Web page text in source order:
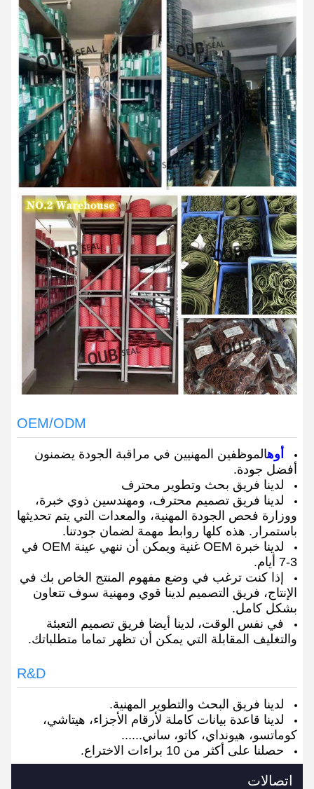
OEM/ODM
أوهالموظفين المهنيين في مراقبة الجودة يضمنون
أفضل جودة.
لدينا فريق بحث وتطوير محترف
لدينا فريق تصميم محترف، ومهندسين ذوي خبرة،
ووزارة فحص الجودة المهنية، والمعدات التي يتم تحديثها
باستمرار. هذه كلها روابط مهمة لضمان جودتنا.
لدينا خبرة OEM غنية ويمكن أن ننهي عينة OEM في
3-7 أيام.
إذا كنت ترغب في وضع مفهوم المنتج الخاص بك في
الإنتاج، فريق التصميم لدينا قوي ومهنية سوف تتعاون
بشكل كامل.
في نفس الوقت، لدينا أيضا فريق تصميم التعبئة
والتغليف المقابلة التي يمكن أن تظهر تماما متطلباتك.
R&D
لدينا فريق البحث والتطوير المهنية.
لدينا قاعدة بيانات كاملة لأرقام الأجزاء، هيتاشي،
كوماتسو، هيونداي، كاتو، ساني......
حصلنا على أكثر من 10 براءات الاختراع.
اتصالات